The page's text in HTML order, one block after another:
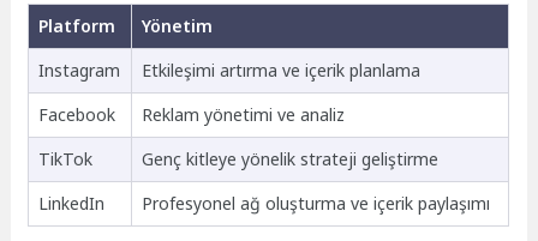
Platform
Yönetim
Instagram
Etkileşimi artırma ve içerik planlama
Facebook
Reklam yönetimi ve analiz
TikTok
Genç kitleye yönelik strateji geliştirme
LinkedIn
Profesyonel ağ oluşturma ve içerik paylaşımı